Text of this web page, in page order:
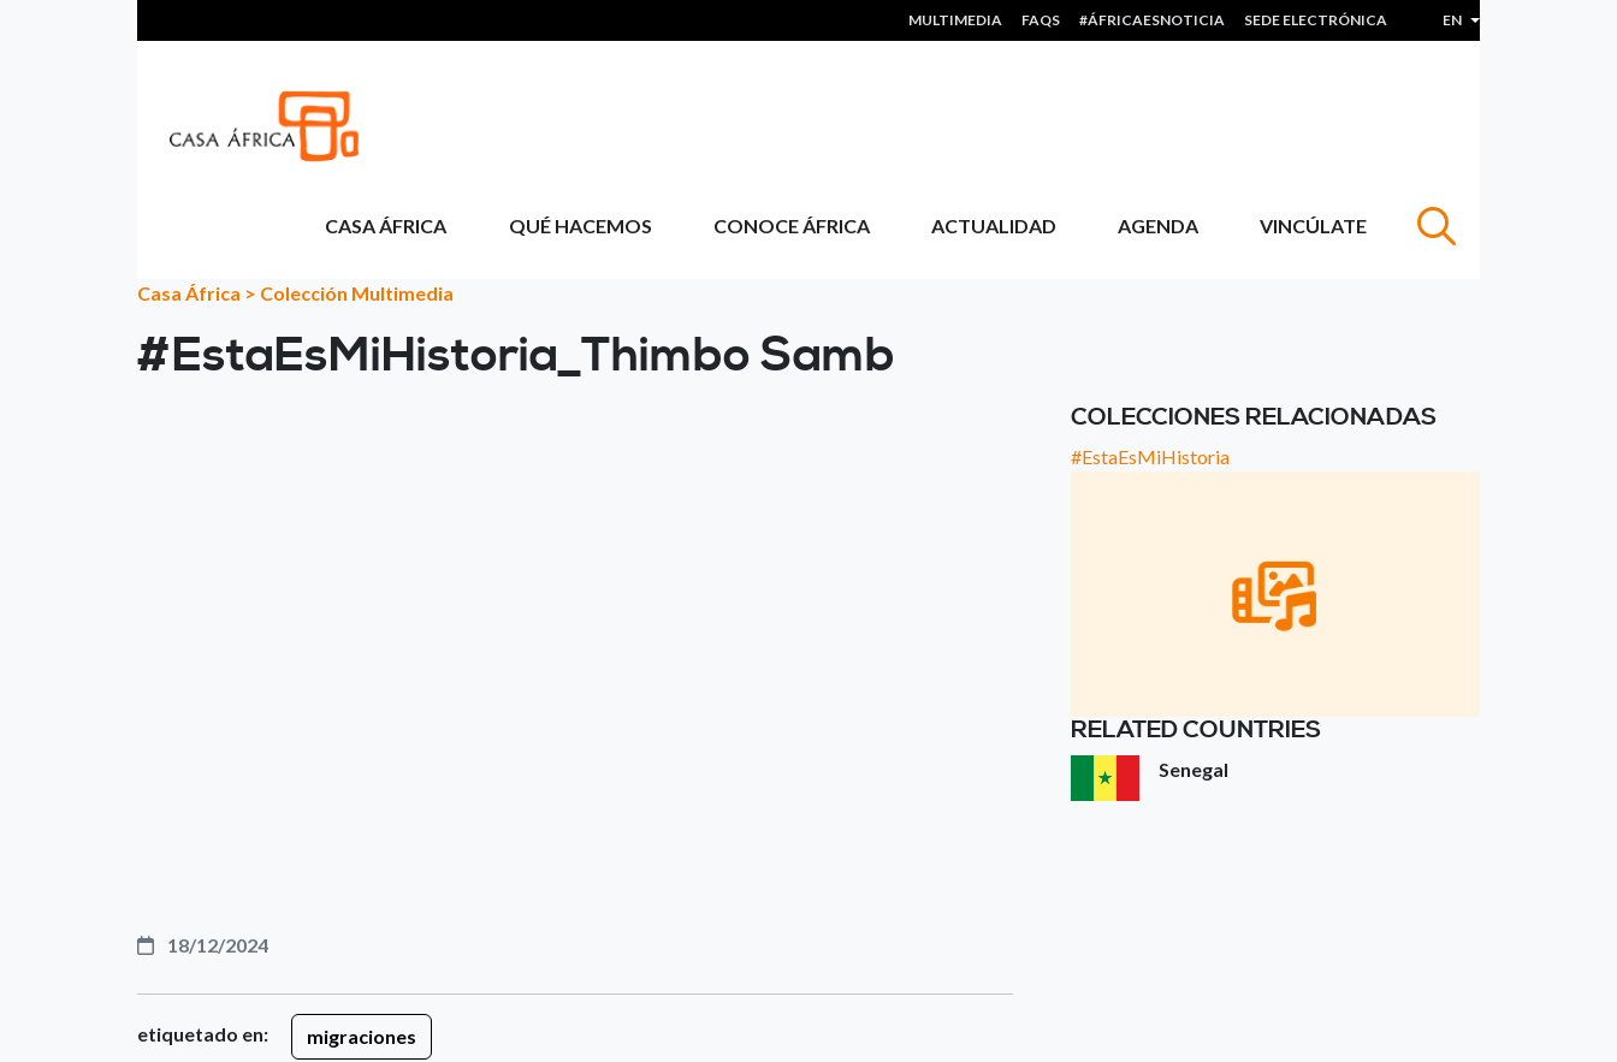
HEADER MENU
MULTIMEDIA FAQS #ÁFRICAESNOTICIA SEDE ELECTRÓNICA EN List additional actions
CASA ÁFRICA QUÉ HACEMOS CONOCE ÁFRICA ACTUALIDAD AGENDA VINCÚLATE
Casa África > Colección Multimedia
#EstaEsMiHistoria_Thimbo Samb
18/12/2024
etiquetado en: migraciones
COLECCIONES RELACIONADAS
#EstaEsMiHistoria
RELATED COUNTRIES
Senegal